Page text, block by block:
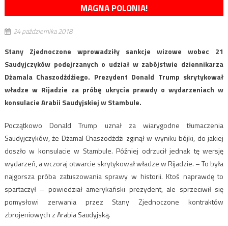
MAGNA POLONIA!
24 października 2018
Stany Zjednoczone wprowadziły sankcje wizowe wobec 21
Saudyjczyków podejrzanych o udział w zabójstwie dziennikarza
Dżamala Chaszodżdżiego. Prezydent Donald Trump skrytykował
władze w Rijadzie za próbę ukrycia prawdy o wydarzeniach w
konsulacie Arabii Saudyjskiej w Stambule.
Początkowo Donald Trump uznał za wiarygodne tłumaczenia
Saudyjczyków, że Dżamal Chaszodżdżi zginął w wyniku bójki, do jakiej
doszło w konsulacie w Stambule. Później odrzucił jednak tę wersję
wydarzeń, a wczoraj otwarcie skrytykował władze w Rijadzie. – To była
najgorsza próba zatuszowania sprawy w historii. Ktoś naprawdę to
spartaczył – powiedział amerykański prezydent, ale sprzeciwił się
pomysłowi zerwania przez Stany Zjednoczone kontraktów
zbrojeniowych z Arabia Saudyjską.